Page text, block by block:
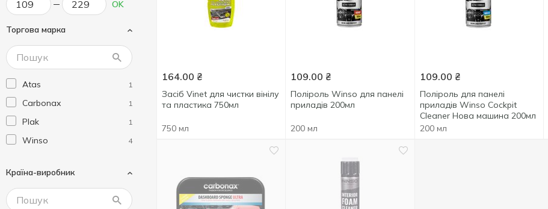
OK
Торгова марка
Atas 1
Carbonax 1
Plak 1
Winso 4
Країна-виробник
164.00 ₴
Засіб Vinet для чистки вінілу
та пластика 750мл
750 мл
109.00 ₴
Поліроль Winso для панелі
приладів 200мл
200 мл
109.00 ₴
Поліроль для панелі
приладів Winso Cockpit
Cleaner Нова машина 200мл
200 мл